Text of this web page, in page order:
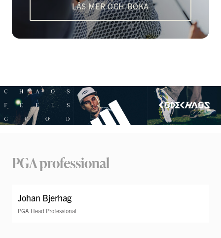
LÄS MER OCH BOKA
PGA professional
Johan Bjerhag
PGA Head Professional